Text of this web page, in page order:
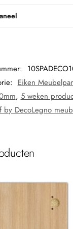
Eiken
, 5 weken
by DecoLegno